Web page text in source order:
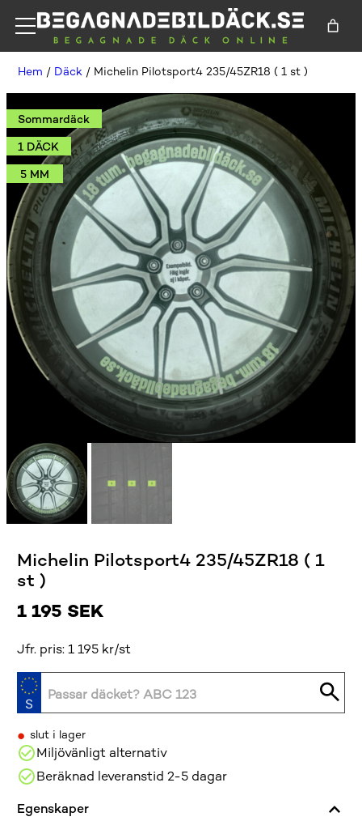
Hem / Däck / Michelin Pilotsport4 235/45ZR18 ( 1 st )
Sommardäck
1 DÄCK
5 MM
Michelin Pilotsport4 235/45ZR18 ( 1
st )
1 195 SEK
Jfr. pris: 1 195 kr/st
• slut i lager
Miljövänligt alternativ
Beräknad leveranstid 2-5 dagar
Egenskaper